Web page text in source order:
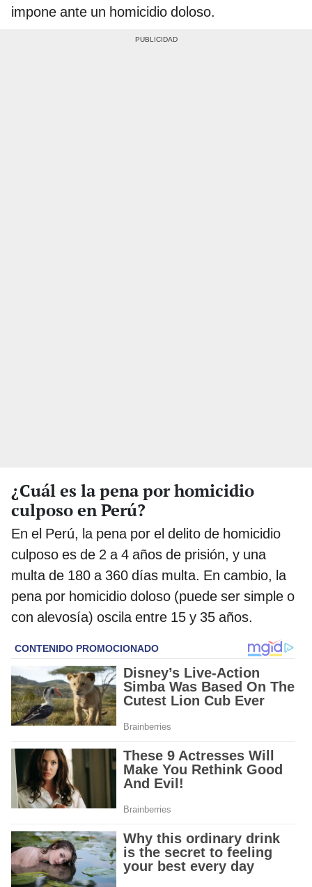
impone ante un homicidio doloso.
¿Cuál es la pena por homicidio
culposo en Perú?
En el Perú, la pena por el delito de homicidio
culposo es de 2 a 4 años de prisión, y una
multa de 180 a 360 días multa. En cambio, la
pena por homicidio doloso (puede ser simple o
con alevosía) oscila entre 15 y 35 años.